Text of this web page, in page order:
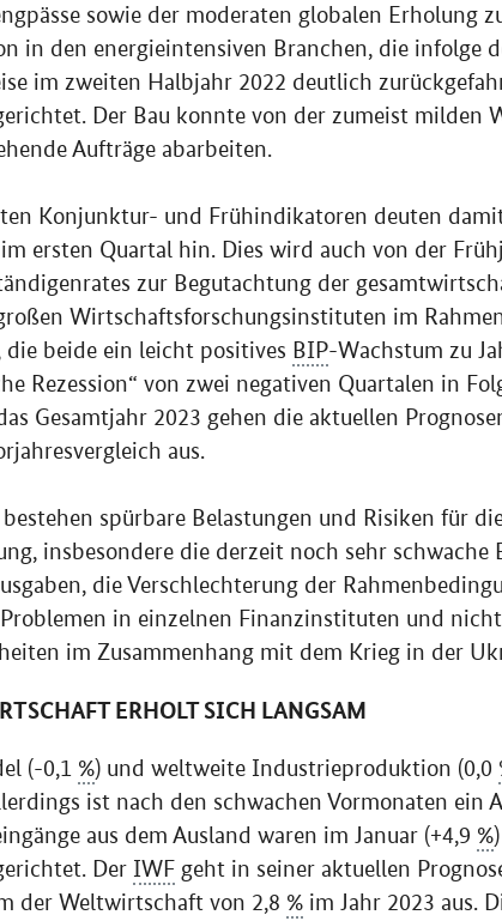
sowie der moderaten globalen Erholung
in den energieintensiven Branchen, die infolge
im zweiten Halbjahr 2022 deutlich
Der Bau konnte von der zumeist
Aufträge abarbeiten.
Konjunktur- und Frühindikatoren deuten
ersten Quartal hin. Dies wird auch von der
zur Begutachtung der
Wirtschaftsforschungsinstituten im
die beide ein leicht positives BIP-Wachstum zu
Rezession“ von zwei negativen Quartalen in
Gesamtjahr 2023 gehen die aktuellen
aus.
spürbare Belastungen und Risiken für
insbesondere die derzeit noch sehr
die Verschlechterung der
in einzelnen Finanzinstituten und
im Zusammenhang mit dem Krieg in der
ERHOLT SICH LANGSAM
(-0,1 %) und weltweite Industrieproduktion (0,0
ist nach den schwachen Vormonaten ein
aus dem Ausland waren im Januar (+4,9 %
Der IWF geht in seiner aktuellen
der Weltwirtschaft von 2,8 % im Jahr 2023 aus.